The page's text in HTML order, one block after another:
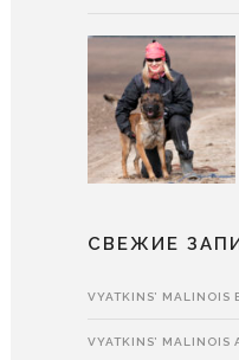
СВЕЖИЕ
VYATKINS’ MALINOIS
VYATKINS’ MALINOIS